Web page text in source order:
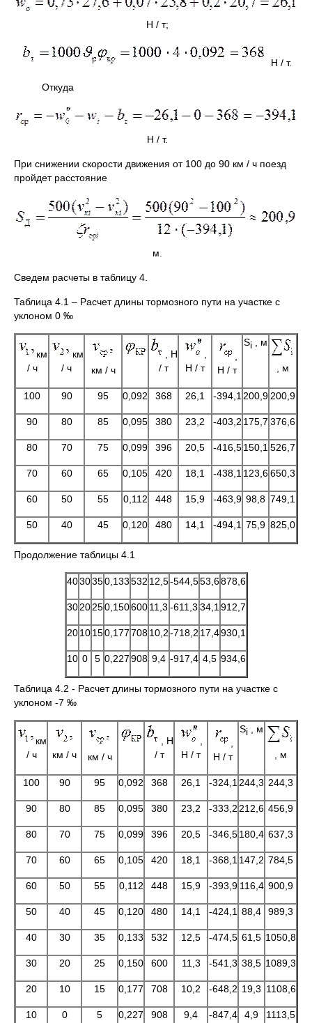
Н / т;
Н / т.
Откуда
Н / т.
При снижении скорости движения от 100 до 90 км / ч поезд
пройдет расстояние
м.
Сведем расчеты в таблицу 4.
Таблица 4.1 – Расчет длины тормозного пути на участке с
уклоном 0 ‰
км
/ ч
км
/ ч
км / ч
, Н
/ т
Н / т
Н / т
Si , м
, м
100 90 95 0,092 368 26,1 -394,1 200,9 200,9
90 80 85 0,095 380 23,2 -403,2 175,7 376,6
80 70 75 0,099 396 20,5 -416,5 150,1 526,7
70 60 65 0,105 420 18,1 -438,1 123,6650,3
60 50 55 0,112 448 15,9 -463,9 98,8 749,1
50 40 45 0,120 480 14,1 -494,1 75,9 825,0
Продолжение таблицы 4.1
4030350,133532 12,5-544,553,6878,6
30 20 250,150600 11,3 -611,3 34,1 912,7
20 10 150,177708 10,2-718,2 17,4930,1
10 0 5 0,227908 9,4 -917,4 4,5 934,6
Таблица 4.2 - Расчет длины тормозного пути на участке с
уклоном -7 ‰
км
/ ч
км / ч км / ч
, Н
/ т
Н / т
Н / т
Si , м
, м
100 90 95 0,092 368 26,1 -324,1 244,3 244,3
90 80 85 0,095 380 23,2 -333,2 212,6 456,9
80 70 75 0,099 396 20,5 -346,5 180,4 637,3
70 60 65 0,105 420 18,1 -368,1 147,2 784,5
60 50 55 0,112 448 15,9 -393,9 116,4 900,9
50 40 45 0,120 480 14,1 -424,1 88,4 989,3
40 30 35 0,133 532 12,5 -474,5 61,5 1050,8
30 20 25 0,150 600 11,3 -541,3 38,5 1089,3
20 10 15 0,177 708 10,2 -648,2 19,3 1108,6
10 0 5 0,227 908 9,4 -847,4 4,9 1113,5